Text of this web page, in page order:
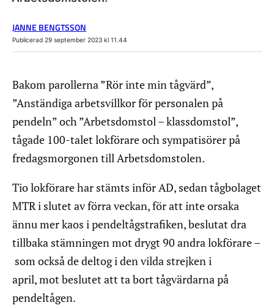
JANNE BENGTSSON
Publicerad 29 september 2023 kl 11.44
Bakom parollerna ”Rör inte min tågvärd”,
”Anständiga arbetsvillkor för personalen på
pendeln” och ”Arbetsdomstol – klassdomstol”,
tågade 100-talet lokförare och sympatisörer på
fredagsmorgonen till Arbetsdomstolen.
Tio lokförare har stämts inför AD, sedan tågbolaget
MTR i slutet av förra veckan, för att inte orsaka
ännu mer kaos i pendeltågstrafiken, beslutat dra
tillbaka stämningen mot drygt 90 andra lokförare –
som också de deltog i den vilda strejken i
april, mot beslutet att ta bort tågvärdarna på
pendeltågen.